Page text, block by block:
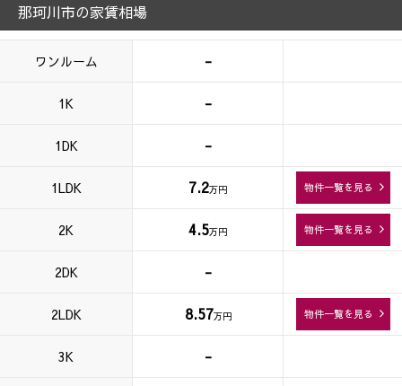
那珂川市の家賃相場
ワンルーム -
1K -
1DK -
1LDK 7.2万円 物件一覧を見る
2K 4.5万円 物件一覧を見る
2DK -
2LDK 8.57万円 物件一覧を見る
3K -